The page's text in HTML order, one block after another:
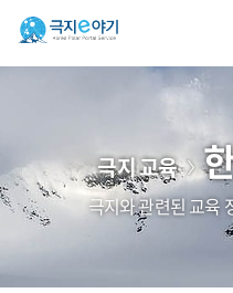
극지 교육
극지와 관련된 교육